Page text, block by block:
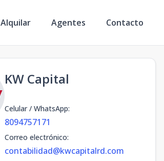
Alquilar Agentes Contacto
KW Capital
Celular / WhatsApp:
8094757171
Correo electrónico:
contabilidad@kwcapitalrd.com